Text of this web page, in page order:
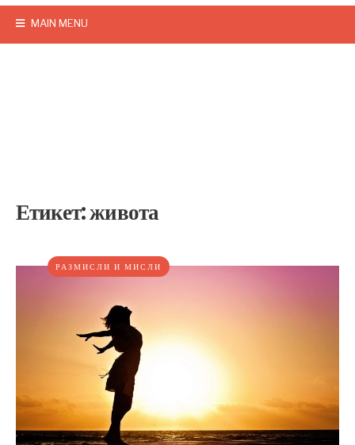
MAIN MENU
Етикет:живота
РАЗМИСЛИ И МИСЛИ